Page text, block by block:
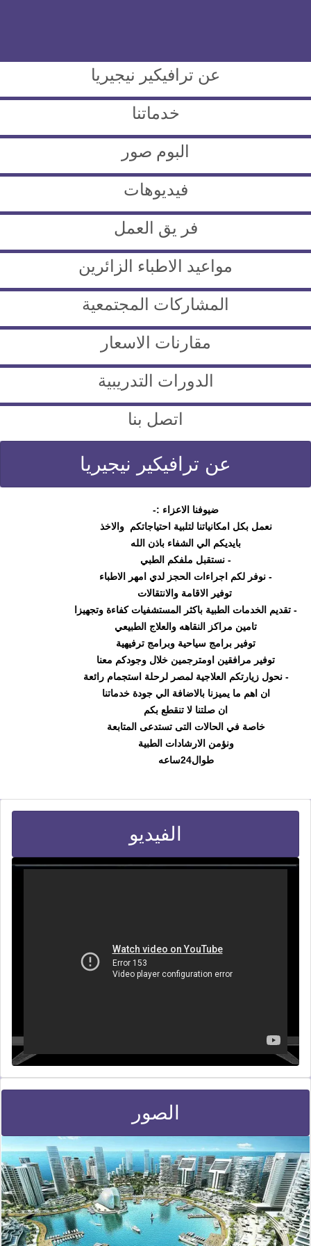
عن ترافيكير نيجيريا
خدماتنا
البوم صور
فيديوهات
فر يق العمل
مواعيد الاطباء الزائرين
المشاركات المجتمعية
مقارنات الاسعار
الدورات التدريبية
اتصل بنا
عن ترافيكير نيجيريا
ضيوفنا الاعزاء :-
نعمل بكل امكانياتنا لتلبية احتياجاتكم والاخذ
بايديكم الي الشفاء باذن الله
- نستقبل ملفكم الطبي
- نوفر لكم اجراءات الحجز لدي امهر الاطباء
توفير الاقامة والانتقالات
- تقديم الخدمات الطبية باكثر المستشفيات كفاءة وتجهيزا
تامين مراكز النقاهه والعلاج الطبيعي
توفير برامج سياحية وبرامج ترفيهية
توفير مرافقين اومترجمين خلال وجودكم معنا
- نحول زيارتكم العلاجية لمصر لرحلة استجمام رائعة
ان اهم ما يميزنا بالاضافة الي جودة خدماتنا
ان صلتنا لا تنقطع بكم
خاصة في الحالات التى تستدعى المتابعة
ونؤمن الارشادات الطبية
طوال24ساعه
الفيديو
الصور